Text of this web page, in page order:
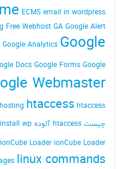
ECMS email in wordpress
Free Webhost GA Google Alert
Google Analytics Google
Docs Google Forms Google
Webmaster
hosting htaccess htaccess
چیست htaccess آلوده install wp
ionCube Loader ionCube Loader چیست
linux commands